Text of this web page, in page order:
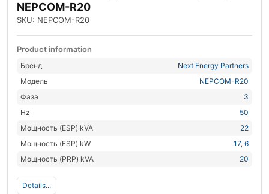
NEPCOM-R20
SKU: NEPCOM-R20
Product information
Бренд
Next Energy Partners
Модель
NEPCOM-R20
Фаза
3
Hz
50
Мощность (ESP) kVA
22
Мощность (ESP) kW
17, 6
Мощность (PRP) kVA
20
Details...